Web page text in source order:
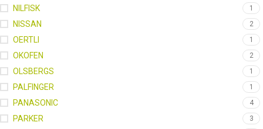
NILFISK 1
NISSAN 2
OERTLI 1
OKOFEN 2
OLSBERGS 1
PALFINGER 1
PANASONIC 4
PARKER 3